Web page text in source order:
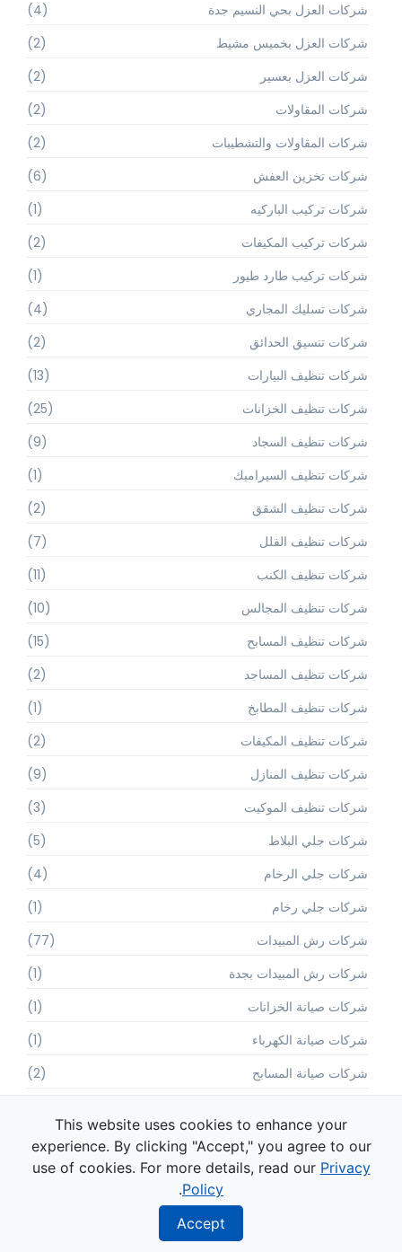
شركات العزل بحي النسيم جدة
(4)
شركات العزل بخميس مشيط
(2)
شركات العزل بعسير
(2)
شركات المقاولات
(2)
شركات المقاولات والتشطيبات
(2)
شركات تخزين العفش
(6)
شركات تركيب الباركيه
(1)
شركات تركيب المكيفات
(2)
شركات تركيب طارد طيور
(1)
شركات تسليك المجاري
(4)
شركات تنسيق الحدائق
(2)
شركات تنظيف البيارات
(13)
شركات تنظيف الخزانات
(25)
شركات تنظيف السجاد
(9)
شركات تنظيف السيراميك
(1)
شركات تنظيف الشقق
(2)
شركات تنظيف الفلل
(7)
شركات تنظيف الكنب
(11)
شركات تنظيف المجالس
(10)
شركات تنظيف المسابح
(15)
شركات تنظيف المساجد
(2)
شركات تنظيف المطابخ
(1)
شركات تنظيف المكيفات
(2)
شركات تنظيف المنازل
(9)
شركات تنظيف الموكيت
(3)
شركات جلي البلاط
(5)
شركات جلي الرخام
(4)
شركات جلي رخام
(1)
شركات رش المبيدات
(77)
شركات رش المبيدات بجدة
(1)
شركات صيانة الخزانات
(1)
شركات صيانة الكهرباء
(1)
شركات صيانة المسابح
(2)
شركات صيانة المنازل بالدمام
(1)
شركات صيانة المنازل بالقطيف
(1)
شركات صيانة المنازل بجدة
شركات صيانة المنازل بحي النسيم جدة
This website uses cookies to enhance your
experience. By clicking "Accept," you agree to our
use of cookies. For more details, read our Privacy
Policy
.
Accept